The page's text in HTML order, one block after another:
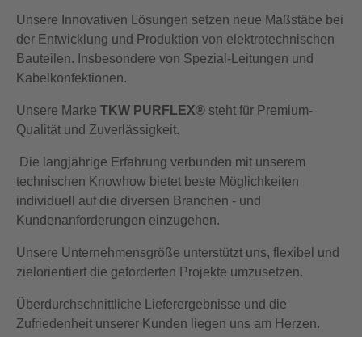
Unsere Innovativen Lösungen setzen neue Maßstäbe bei
der Entwicklung und Produktion von elektrotechnischen
Bauteilen. Insbesondere von Spezial-Leitungen und
Kabelkonfektionen.
Unsere Marke TKW PURFLEX® steht für Premium-
Qualität und Zuverlässigkeit.
Die langjährige Erfahrung verbunden mit unserem
technischen Knowhow bietet beste Möglichkeiten
individuell auf die diversen Branchen - und
Kundenanforderungen einzugehen.
Unsere Unternehmensgröße unterstützt uns, flexibel und
zielorientiert die geforderten Projekte umzusetzen.
Überdurchschnittliche Lieferergebnisse und die
Zufriedenheit unserer Kunden liegen uns am Herzen.